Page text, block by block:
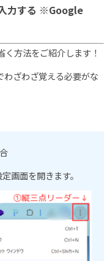
力する ※Google
方法をご紹介します！
わざわざ覚える必要がな
画面を開きます。